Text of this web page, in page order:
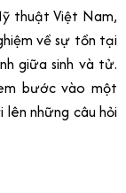
thuật Việt Nam,
về sự tồn tại
giữa sinh và tử.
bước vào một
những câu hỏi